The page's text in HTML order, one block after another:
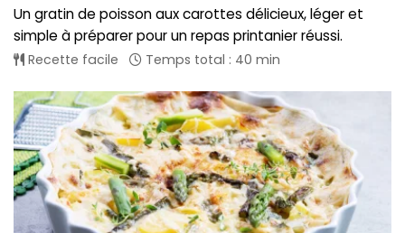
Un gratin de poisson aux carottes délicieux, léger et
simple à préparer pour un repas printanier réussi.
Recette facile Temps total : 40 min